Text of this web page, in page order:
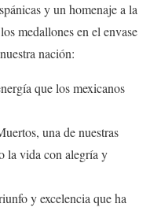
y un homenaje a la
medallones en el envase
nación:
que los mexicanos
una de nuestras
la vida con alegría y
y excelencia que ha